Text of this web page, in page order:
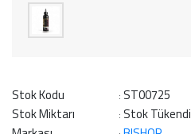
Stok Kodu : ST00725
Stok Miktarı
: Stok Tükendi